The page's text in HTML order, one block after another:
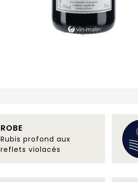
ROBE
Rubis profond aux
reflets violacés